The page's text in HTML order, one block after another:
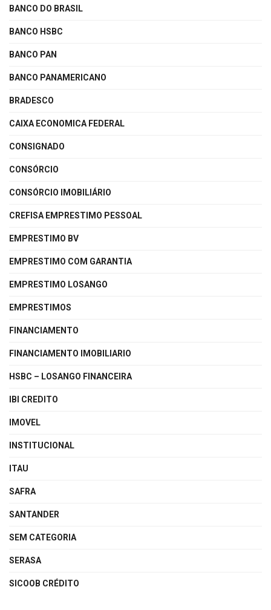
BANCO DO BRASIL
BANCO HSBC
BANCO PAN
BANCO PANAMERICANO
BRADESCO
CAIXA ECONOMICA FEDERAL
CONSIGNADO
CONSÓRCIO
CONSÓRCIO IMOBILIÁRIO
CREFISA EMPRESTIMO PESSOAL
EMPRESTIMO BV
EMPRESTIMO COM GARANTIA
EMPRESTIMO LOSANGO
EMPRESTIMOS
FINANCIAMENTO
FINANCIAMENTO IMOBILIARIO
HSBC – LOSANGO FINANCEIRA
IBI CREDITO
IMOVEL
INSTITUCIONAL
ITAU
SAFRA
SANTANDER
SEM CATEGORIA
SERASA
SICOOB CRÉDITO